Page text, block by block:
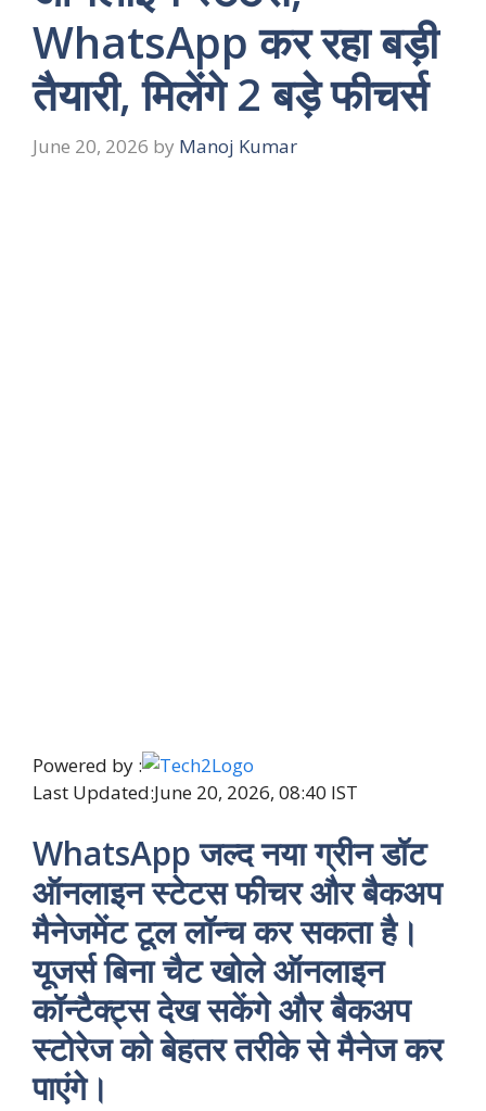
WhatsApp कर रहा बड़ी
तैयारी, मिलेंगे 2 बड़े फीचर्स
June 20, 2026 by Manoj Kumar
Powered by :
Last Updated:June 20, 2026, 08:40 IST
WhatsApp जल्द नया ग्रीन डॉट
ऑनलाइन स्टेटस फीचर और बैकअप
मैनेजमेंट टूल लॉन्च कर सकता है।
यूजर्स बिना चैट खोले ऑनलाइन
कॉन्टैक्ट्स देख सकेंगे और बैकअप
स्टोरेज को बेहतर तरीके से मैनेज कर
पाएंगे।